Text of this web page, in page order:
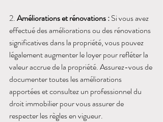
2. Améliorations et rénovations : Si vous avez
effectué des améliorations ou des rénovations
significatives dans la propriété, vous pouvez
légalement augmenter le loyer pour refléter la
valeur accrue de la propriété. Assurez-vous de
documenter toutes les améliorations
apportées et consultez un professionnel du
droit immobilier pour vous assurer de
respecter les règles en vigueur.